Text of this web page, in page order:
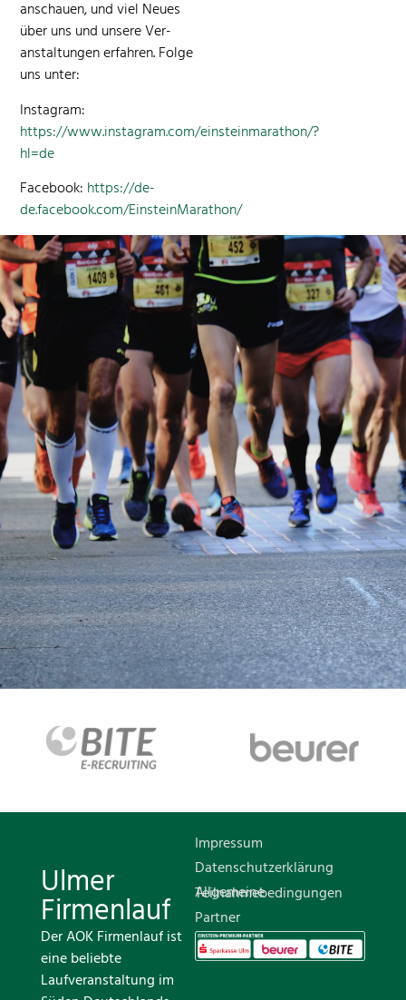
anschauen, und viel Neues
über uns und unsere Ver­
anstal­tun­gen erfahren. Folge
uns unter:
Insta­gram:
https://www.instagram.com/einsteinmarathon/?
hl=de
Face­book: https://de-
de.facebook.com/EinsteinMarathon/
Ulmer
Firmenlauf
Der AOK Firmenlauf ist
eine beliebte
Laufveranstaltung im
Impressum
Datenschutzerklärung
Allgemeine Teilnahmebedingungen
Partner